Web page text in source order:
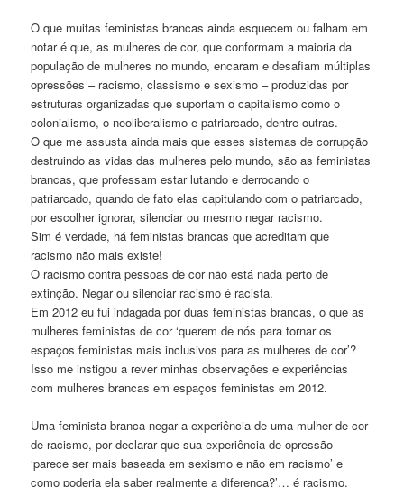
O que muitas feministas brancas ainda esquecem ou falham em
notar é que, as mulheres de cor, que conformam a maioria da
população de mulheres no mundo, encaram e desafiam múltiplas
opressões – racismo, classismo e sexismo – produzidas por
estruturas organizadas que suportam o capitalismo como o
colonialismo, o neoliberalismo e patriarcado, dentre outras.
O que me assusta ainda mais que esses sistemas de corrupção
destruindo as vidas das mulheres pelo mundo, são as feministas
brancas, que professam estar lutando e derrocando o
patriarcado, quando de fato elas capitulando com o patriarcado,
por escolher ignorar, silenciar ou mesmo negar racismo.
Sim é verdade, há feministas brancas que acreditam que
racismo não mais existe!
O racismo contra pessoas de cor não está nada perto de
extinção. Negar ou silenciar racismo é racista.
Em 2012 eu fui indagada por duas feministas brancas, o que as
mulheres feministas de cor ‘querem de nós para tornar os
espaços feministas mais inclusivos para as mulheres de cor’?
Isso me instigou a rever minhas observações e experiências
com mulheres brancas em espaços feministas em 2012.
Uma feminista branca negar a experiência de uma mulher de cor
de racismo, por declarar que sua experiência de opressão
‘parece ser mais baseada em sexismo e não em racismo’ e
como poderia ela saber realmente a diferença?’… é racismo.